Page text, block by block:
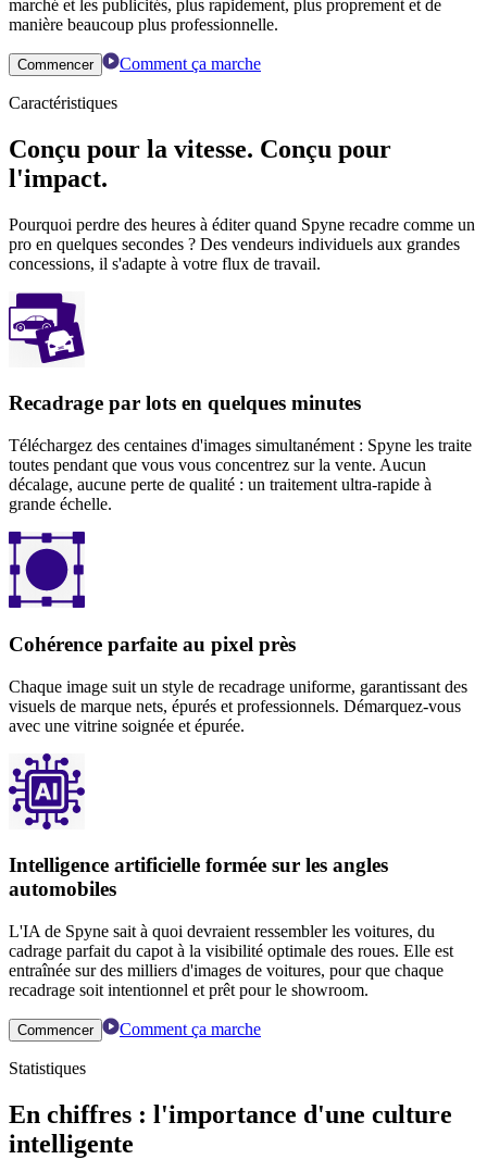
marché et les publicités, plus rapidement, plus proprement et de
manière beaucoup plus professionnelle.
Commencer Comment ça marche
Caractéristiques
Conçu pour la vitesse. Conçu pour
l'impact.
Pourquoi perdre des heures à éditer quand Spyne recadre comme un
pro en quelques secondes ? Des vendeurs individuels aux grandes
concessions, il s'adapte à votre flux de travail.
Recadrage par lots en quelques minutes
Téléchargez des centaines d'images simultanément : Spyne les traite
toutes pendant que vous vous concentrez sur la vente. Aucun
décalage, aucune perte de qualité : un traitement ultra-rapide à
grande échelle.
Cohérence parfaite au pixel près
Chaque image suit un style de recadrage uniforme, garantissant des
visuels de marque nets, épurés et professionnels. Démarquez-vous
avec une vitrine soignée et épurée.
Intelligence artificielle formée sur les angles
automobiles
L'IA de Spyne sait à quoi devraient ressembler les voitures, du
cadrage parfait du capot à la visibilité optimale des roues. Elle est
entraînée sur des milliers d'images de voitures, pour que chaque
recadrage soit intentionnel et prêt pour le showroom.
Commencer Comment ça marche
Statistiques
En chiffres : l'importance d'une culture
intelligente